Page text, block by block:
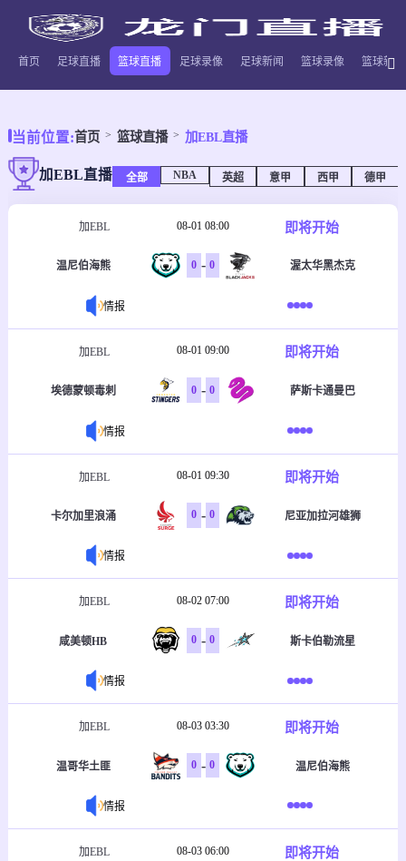
首页 足球直播 篮球直播 足球录像 足球新闻 篮球录像 篮球新闻
当前位置:首页 篮球直播 加EBL直播
加EBL直播 全部 NBA 英超 意甲 西甲 德甲
加EBL 08-01 08:00 即将开始
温尼伯海熊 0 - 0 渥太华黑杰克
情报
加EBL 08-01 09:00 即将开始
埃德蒙顿毒刺 0 - 0 萨斯卡通曼巴
情报
加EBL 08-01 09:30 即将开始
卡尔加里浪涌 0 - 0 尼亚加拉河雄狮
情报
加EBL 08-02 07:00 即将开始
咸美顿HB 0 - 0 斯卡伯勒流星
情报
加EBL 08-03 03:30 即将开始
温哥华土匪 0 - 0 温尼伯海熊
情报
加EBL 08-03 06:00 即将开始